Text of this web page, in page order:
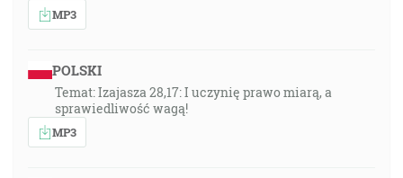
MP3
POLSKI
Temat: Izajasza 28,17: I uczynię prawo miarą, a
sprawiedliwość wagą!
MP3